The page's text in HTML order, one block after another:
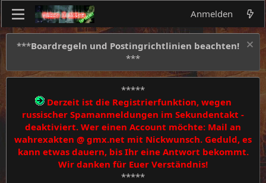
Anmelden
***Boardregeln und Postingrichtlinien beachten!
***
*****
Derzeit ist die Registrierfunktion, wegen
russischer Spamanmeldungen im Sekundentakt -
deaktiviert. Wer einen Account möchte: Mail an
wahrexakten @ gmx.net mit Nickwunsch. Geduld, es
kann etwas dauern, bis Ihr eine Antwort bekommt.
Wir danken für Euer Verständnis!
*****